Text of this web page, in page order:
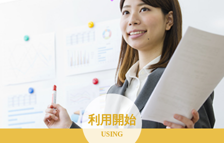
利用開始
USING